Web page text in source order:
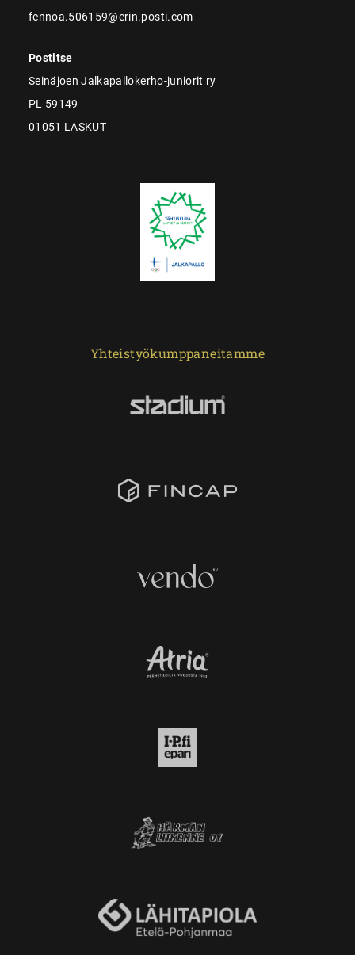
fennoa.506159@erin.posti.com
Postitse
Seinäjoen Jalkapallokerho-juniorit ry
PL 59149
01051 LASKUT
Yhteistyökumppaneitamme